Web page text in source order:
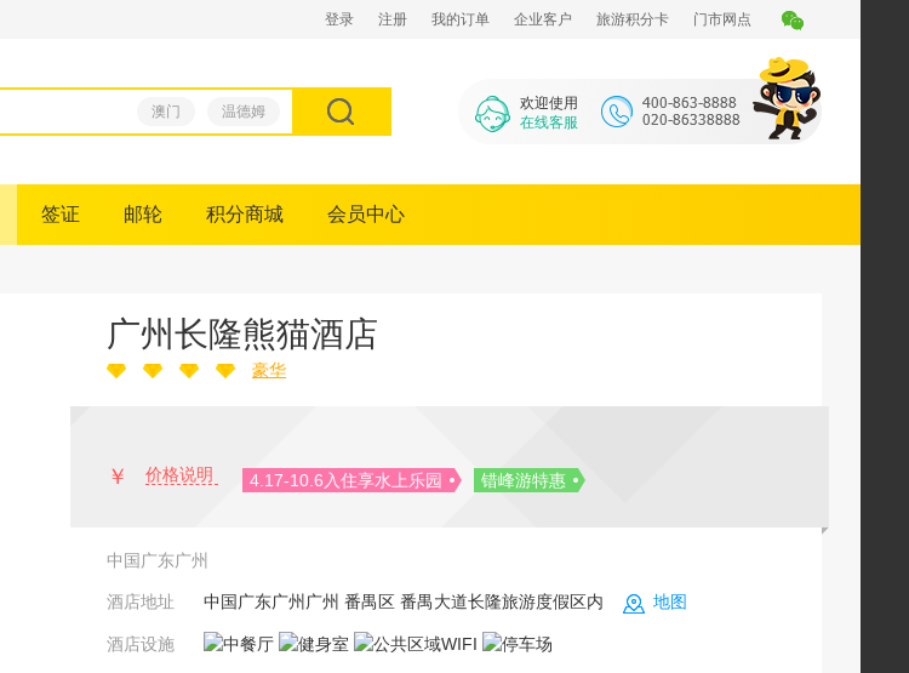
登录 注册 我的订单 企业客户 旅游积分卡 门市网点
澳门 温德姆
欢迎使用
在线客服
签证 邮轮 积分商城 会员中心
广州长隆熊猫酒店
豪华
￥ 价格说明 4.17-10.6入住享水上乐园 错峰游特惠
中国广东广州
酒店地址 中国广东广州广州 番禺区 番禺大道长隆旅游度假区内 地图
酒店设施